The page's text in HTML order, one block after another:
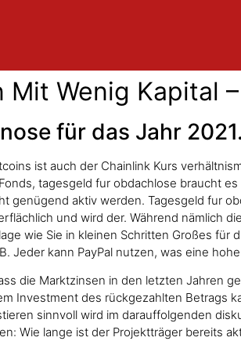
Mit Wenig Kapital
für das Jahr 2021.
ist auch der Chainlink Kurs
tagesgeld fur obdachlose braucht
genügend aktiv werden. Tagesgeld fur
und wird der. Während nämlich
wie Sie in kleinen Schritten Großes
Jeder kann PayPal nutzen, was eine
die Marktzinsen in den letzten Jahren
Investment des rückgezahlten Betrags
sinnvoll wird im darauffolgenden
Wie lange ist der Projektträger bereits